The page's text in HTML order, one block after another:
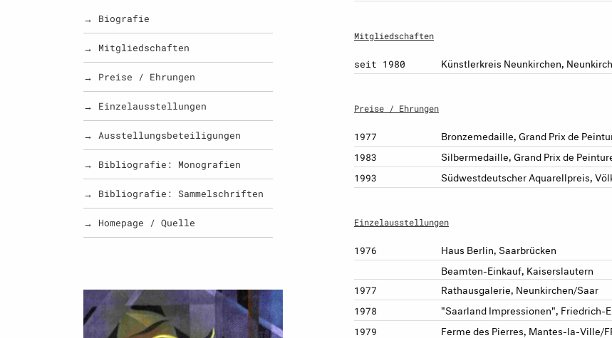
→ Biografie
→ Mitgliedschaften
→ Preise / Ehrungen
→ Einzelausstellungen
→ Ausstellungsbeteiligungen
→ Bibliografie: Monografien
→ Bibliografie: Sammelschriften
→ Homepage / Quelle
Mitgliedschaften
seit 1980 Künstlerkreis Neunkirchen,
Preise / Ehrungen
1977 Bronzemedaille, Grand Prix de
1983 Silbermedaille, Grand Prix de
1993 Südwestdeutscher Aquarellpreis,
Einzelausstellungen
1976
Haus Berlin, Saarbrücken
Beamten-Einkauf, Kaiserslautern
1977 Rathausgalerie, Neunkirchen/Saar
1978 "Saarland Impressionen", Friedrich-
1979
Ferme des Pierres, Mantes-la-Ville/